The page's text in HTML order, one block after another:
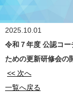
2025.10.01
令和７年度 公認コ
ための更新研修会の
<< 次へ
一覧へ戻る